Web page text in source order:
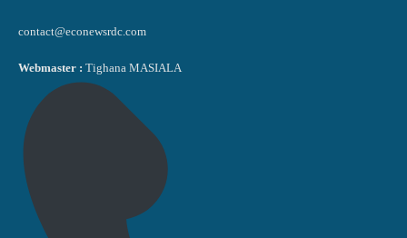
contact@econewsrdc.com
Webmaster : Tighana MASIALA